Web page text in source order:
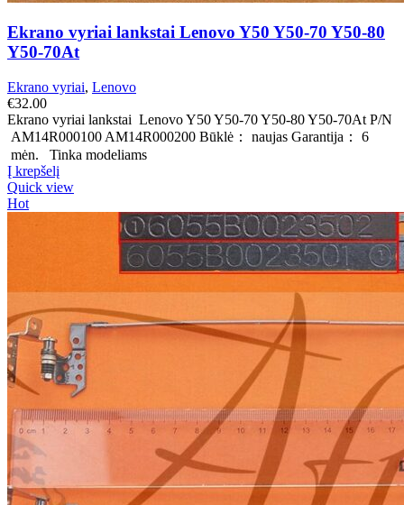
Ekrano vyriai lankstai Lenovo Y50 Y50-70 Y50-80
Y50-70At
Ekrano vyriai, Lenovo
€32.00
Ekrano vyriai lankstai Lenovo Y50 Y50-70 Y50-80 Y50-70At P/N
AM14R000100 AM14R000200 Būklė： naujas Garantija： 6
mėn. Tinka modeliams
Į krepšelį
Quick view
Hot